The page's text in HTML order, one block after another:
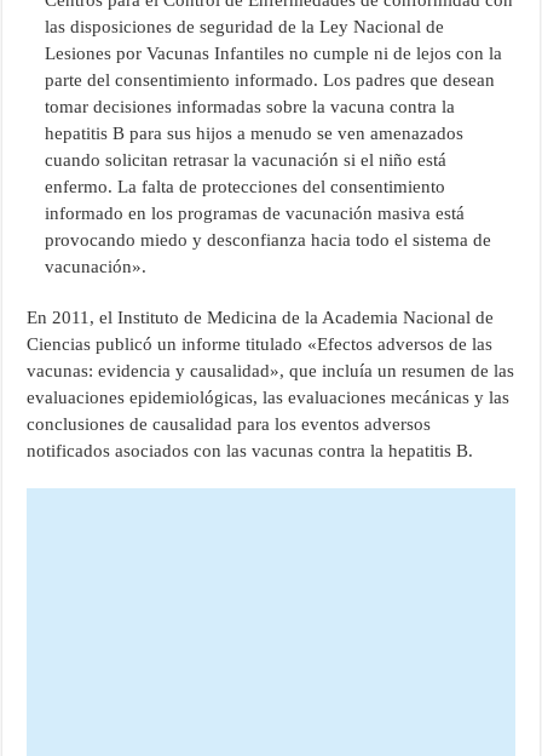
las disposiciones de seguridad de la Ley Nacional de
Lesiones por Vacunas Infantiles no cumple ni de lejos con la
parte del consentimiento informado. Los padres que desean
tomar decisiones informadas sobre la vacuna contra la
hepatitis B para sus hijos a menudo se ven amenazados
cuando solicitan retrasar la vacunación si el niño está
enfermo. La falta de protecciones del consentimiento
informado en los programas de vacunación masiva está
provocando miedo y desconfianza hacia todo el sistema de
vacunación».
En 2011, el Instituto de Medicina de la Academia Nacional de
Ciencias publicó un informe titulado «Efectos adversos de las
vacunas: evidencia y causalidad», que incluía un resumen de las
evaluaciones epidemiológicas, las evaluaciones mecánicas y las
conclusiones de causalidad para los eventos adversos
notificados asociados con las vacunas contra la hepatitis B.